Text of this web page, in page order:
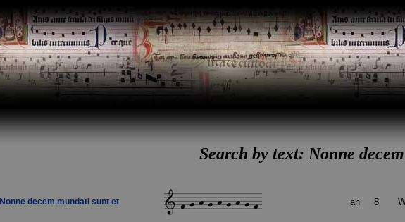
Search by text: Nonne
Nonne decem mundati sunt et an 8